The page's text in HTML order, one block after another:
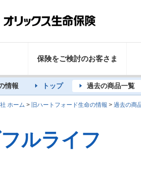
保険をご検討のお客さま
情報 トップ 過去の商品一覧
ホーム > 旧ハートフォード生命の情報 > 過去の商
ルライフ